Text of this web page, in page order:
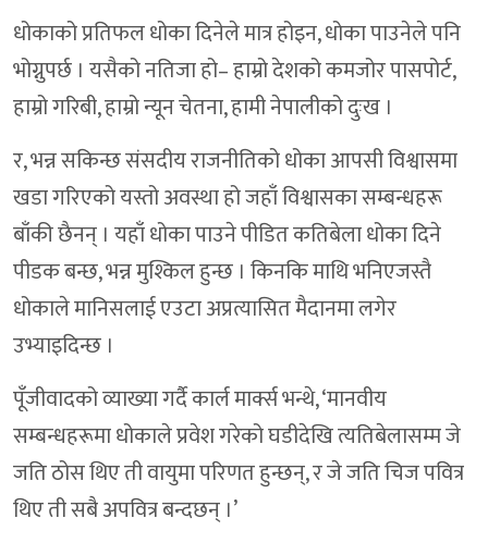
धोकाको प्रतिफल धोका दिनेले मात्र होइन, धोका पाउनेले पनि
भोग्नुपर्छ । यसैको नतिजा हो– हाम्रो देशको कमजोर पासपोर्ट,
हाम्रो गरिबी, हाम्रो न्यून चेतना, हामी नेपालीको दुःख ।
र, भन्न सकिन्छ संसदीय राजनीतिको धोका आपसी विश्वासमा
खडा गरिएको यस्तो अवस्था हो जहाँ विश्वासका सम्बन्धहरू
बाँकी छैनन् । यहाँ धोका पाउने पीडित कतिबेला धोका दिने
पीडक बन्छ, भन्न मुश्किल हुन्छ । किनकि माथि भनिएजस्तै
धोकाले मानिसलाई एउटा अप्रत्यासित मैदानमा लगेर
उभ्याइदिन्छ ।
पूँजीवादको व्याख्या गर्दै कार्ल मार्क्स भन्थे, ‘मानवीय
सम्बन्धहरूमा धोकाले प्रवेश गरेको घडीदेखि त्यतिबेलासम्म जे
जति ठोस थिए ती वायुमा परिणत हुन्छन्, र जे जति चिज पवित्र
थिए ती सबै अपवित्र बन्दछन् ।’